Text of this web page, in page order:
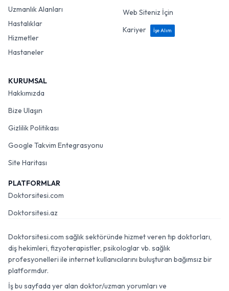
Uzmanlık Alanları
Hastalıklar
Hizmetler
Hastaneler
Web Siteniz İçin
Kariyer
İşe Alım
KURUMSAL
Hakkımızda
Bize Ulaşın
Gizlilik Politikası
Google Takvim Entegrasyonu
Site Haritası
PLATFORMLAR
Doktorsitesi.com
Doktorsitesi.az
Doktorsitesi.com sağlık sektöründe hizmet veren tıp doktorları,
diş hekimleri, fizyoterapistler, psikologlar vb. sağlık
profesyonelleri ile internet kullanıcılarını buluşturan bağımsız bir
platformdur.
İş bu sayfada yer alan doktor/uzman yorumları ve